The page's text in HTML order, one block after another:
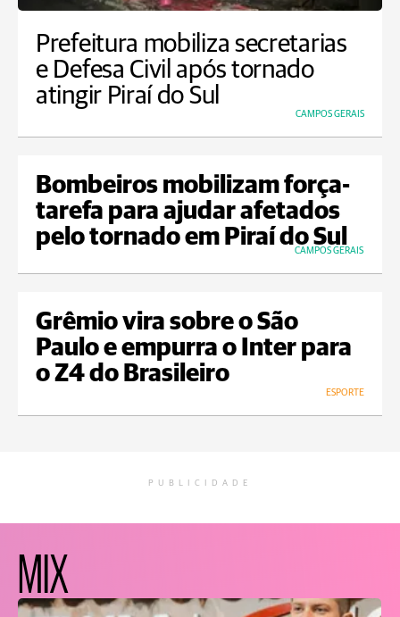
Prefeitura mobiliza secretarias
e Defesa Civil após tornado
atingir Piraí do Sul
CAMPOS GERAIS
Bombeiros mobilizam força-
tarefa para ajudar afetados
pelo tornado em Piraí do Sul
CAMPOS GERAIS
Grêmio vira sobre o São
Paulo e empurra o Inter para
o Z4 do Brasileiro
ESPORTE
PUBLICIDADE
MIX